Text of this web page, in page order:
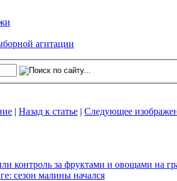
агитации
| Назад к статье | Следующее
контроль за фруктами и овощами на
сезон малины начался